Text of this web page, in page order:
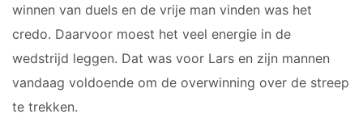
JO15-4
JO17-4
JO17-1
JO17-2
winnen van duels en de vrije man vinden was het
credo. Daarvoor moest het veel energie in de
wedstrijd leggen. Dat was voor Lars en zijn mannen
vandaag voldoende om de overwinning over de streep
te trekken.